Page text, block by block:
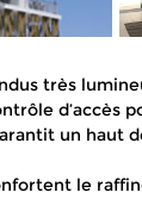
très
d’accès
un haut
le